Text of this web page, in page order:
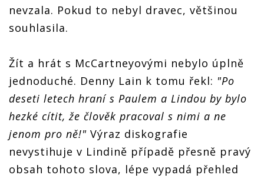
nevzala. Pokud to nebyl dravec, většinou
souhlasila.
Žít a hrát s McCartneyovými nebylo úplně
jednoduché. Denny Lain k tomu řekl: "Po
deseti letech hraní s Paulem a Lindou by bylo
hezké cítit, že člověk pracoval s nimi a ne
jenom pro ně!" Výraz diskografie
nevystihuje v Lindině případě přesně pravý
obsah tohoto slova, lépe vypadá přehled